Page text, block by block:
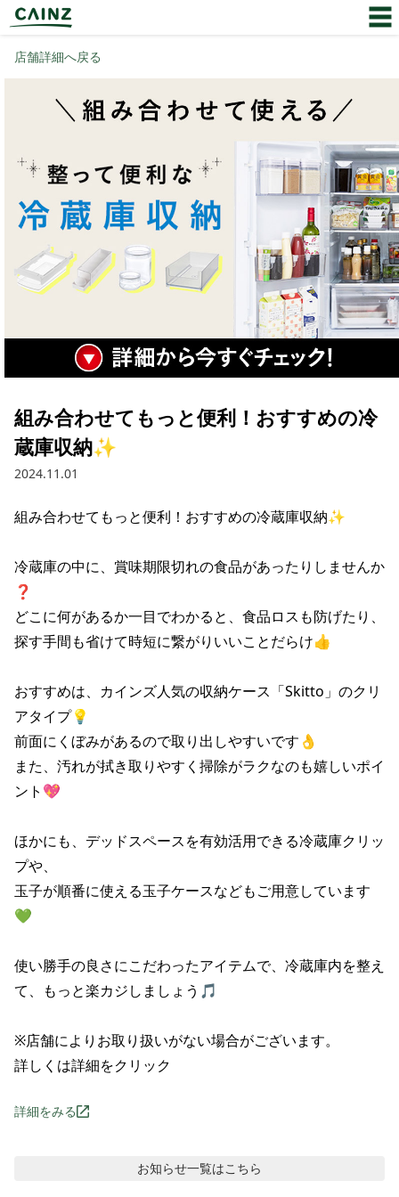
店舗詳細へ戻る
組み合わせてもっと便利！おすすめの冷
蔵庫収納✨
2024.11.01
組み合わせてもっと便利！おすすめの冷蔵庫収納✨
冷蔵庫の中に、賞味期限切れの食品があったりしませんか
❓
どこに何があるか一目でわかると、食品ロスも防げたり、
探す手間も省けて時短に繋がりいいことだらけ👍
おすすめは、カインズ人気の収納ケース「Skitto」のクリ
アタイプ💡
前面にくぼみがあるので取り出しやすいです👌
また、汚れが拭き取りやすく掃除がラクなのも嬉しいポイ
ント💖
ほかにも、デッドスペースを有効活用できる冷蔵庫クリッ
プや、
玉子が順番に使える玉子ケースなどもご用意しています
💚
使い勝手の良さにこだわったアイテムで、冷蔵庫内を整え
て、もっと楽カジしましょう🎵
※店舗によりお取り扱いがない場合がございます。
詳しくは詳細をクリック
詳細をみる
お知らせ一覧はこちら